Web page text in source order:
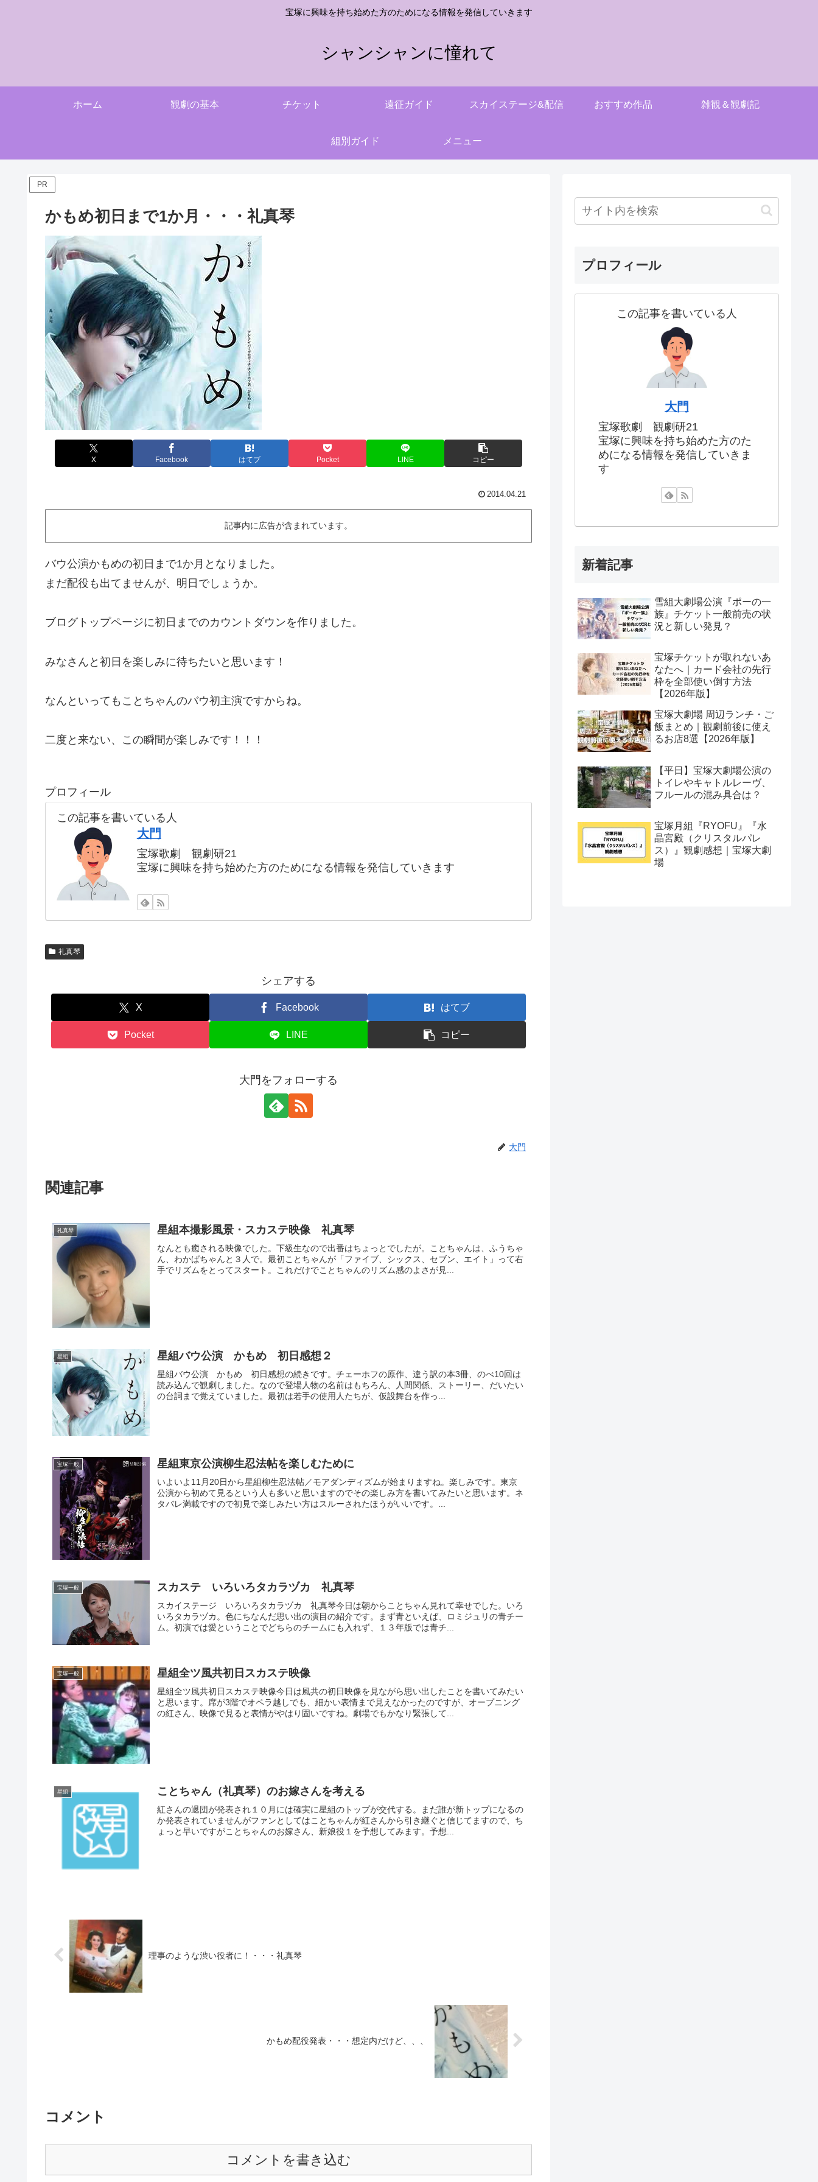
宝塚に興味を持ち始めた方のためになる情報を発信していきます
シャンシャンに憧れて
ホーム 観劇の基本 チケット 遠征ガイド スカイステージ&配信 おすすめ作品 雑観＆観劇記
組別ガイド メニュー
PR
かもめ初日まで1か月・・・礼真琴
X Facebook はてブ Pocket LINE コピー
2014.04.21
記事内に広告が含まれています。
バウ公演かもめの初日まで1か月となりました。
まだ配役も出てませんが、明日でしょうか。
ブログトップページに初日までのカウントダウンを作りました。
みなさんと初日を楽しみに待ちたいと思います！
なんといってもことちゃんのバウ初主演ですからね。
二度と来ない、この瞬間が楽しみです！！！
プロフィール
この記事を書いている人
大門
宝塚歌劇 観劇研21
宝塚に興味を持ち始めた方のためになる情報を発信していきます
礼真琴
シェアする
X Facebook はてブ
Pocket LINE コピー
大門をフォローする
大門
関連記事
礼真琴 星組本撮影風景・スカステ映像 礼真琴
なんとも癒される映像でした。下級生なので出番はちょっとでしたが。ことちゃんは、ふうちゃ
ん、わかばちゃんと３人で。最初ことちゃんが「ファイブ、シックス、セブン、エイト」って右
手でリズムをとってスタート。これだけでことちゃんのリズム感のよさが見...
星組 星組バウ公演 かもめ 初日感想２
星組バウ公演 かもめ 初日感想の続きです。チェーホフの原作、違う訳の本3冊、のべ10回は
読み込んで観劇しました。なので登場人物の名前はもちろん、人間関係、ストーリー、だいたい
の台詞まで覚えていました。最初は若手の使用人たちが、仮設舞台を作っ...
宝塚一般 星組東京公演柳生忍法帖を楽しむために
いよいよ11月20日から星組柳生忍法帖／モアダンディズムが始まりますね。楽しみです。東京
公演から初めて見るという人も多いと思いますのでその楽しみ方を書いてみたいと思います。ネ
タバレ満載ですので初見で楽しみたい方はスルーされたほうがいいです。...
宝塚一般 スカステ いろいろタカラヅカ 礼真琴
スカイステージ いろいろタカラヅカ 礼真琴今日は朝からことちゃん見れて幸せでした。いろ
いろタカラヅカ。色にちなんだ思い出の演目の紹介です。まず青といえば、ロミジュリの青チー
ム。初演では愛ということでどちらのチームにも入れず、１３年版では青チ...
宝塚一般 星組全ツ風共初日スカステ映像
星組全ツ風共初日スカステ映像今日は風共の初日映像を見ながら思い出したことを書いてみたい
と思います。席が3階でオペラ越しでも、細かい表情まで見えなかったのですが、オープニング
の紅さん、映像で見ると表情がやはり固いですね。劇場でもかなり緊張して...
星組 ことちゃん（礼真琴）のお嫁さんを考える
紅さんの退団が発表され１０月には確実に星組のトップが交代する。まだ誰が新トップになるの
か発表されていませんがファンとしてはことちゃんが紅さんから引き継ぐと信じてますので、ち
ょっと早いですがことちゃんのお嫁さん、新娘役１を予想してみます。予想...
理事のような渋い役者に！・・・礼真琴
かもめ配役発表・・・想定内だけど、、、
コメント
コメントを書き込む
プロフィール
この記事を書いている人
大門
宝塚歌劇 観劇研21
宝塚に興味を持ち始めた方のた
めになる情報を発信していきま
す
新着記事
雪組大劇場公演『ポーの一
族』チケット一般前売の状
況と新しい発見？
宝塚チケットが取れないあ
なたへ｜カード会社の先行
枠を全部使い倒す方法
【2026年版】
宝塚大劇場 周辺ランチ・ご
飯まとめ｜観劇前後に使え
るお店8選【2026年版】
【平日】宝塚大劇場公演の
トイレやキャトルレーヴ、
フルールの混み具合は？
宝塚月組『RYOFU』『水
晶宮殿（クリスタルパレ
ス）』観劇感想｜宝塚大劇
場